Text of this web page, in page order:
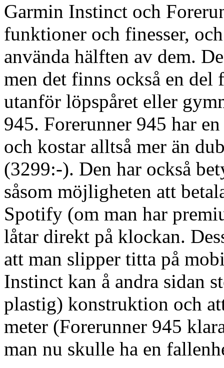
Garmin Instinct och
funktioner och finesser,
använda hälften av dem.
men det finns också en del
utanför löpspåret eller
945. Forerunner 945 har
och kostar alltså mer än
(3299:-). Den har också
såsom möjligheten att
Spotify (om man har
låtar direkt på klockan.
att man slipper titta på
Instinct kan å andra sidan
plastig) konstruktion och
meter (Forerunner 945
man nu skulle ha en